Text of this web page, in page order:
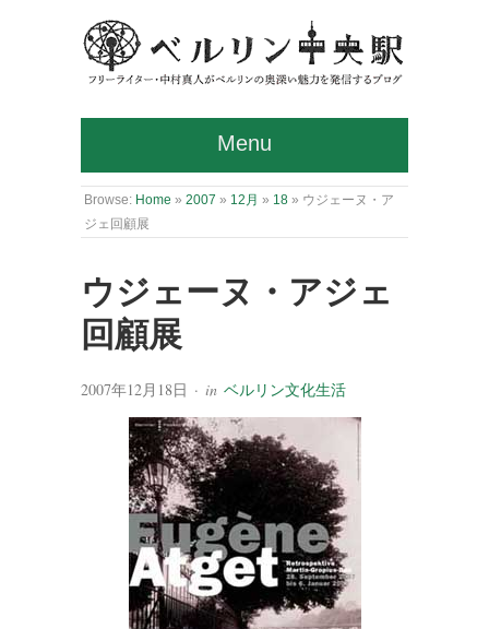
Menu
Browse: Home » 2007 » 12月 » 18 » ウジェーヌ・ア
ジェ回顧展
ウジェーヌ・アジェ
回顧展
2007年12月18日 · in ベルリン文化生活